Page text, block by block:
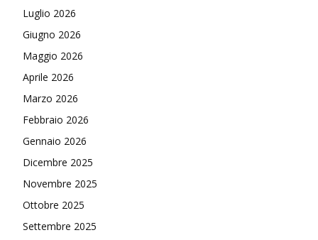
Luglio 2026
Giugno 2026
Maggio 2026
Aprile 2026
Marzo 2026
Febbraio 2026
Gennaio 2026
Dicembre 2025
Novembre 2025
Ottobre 2025
Settembre 2025